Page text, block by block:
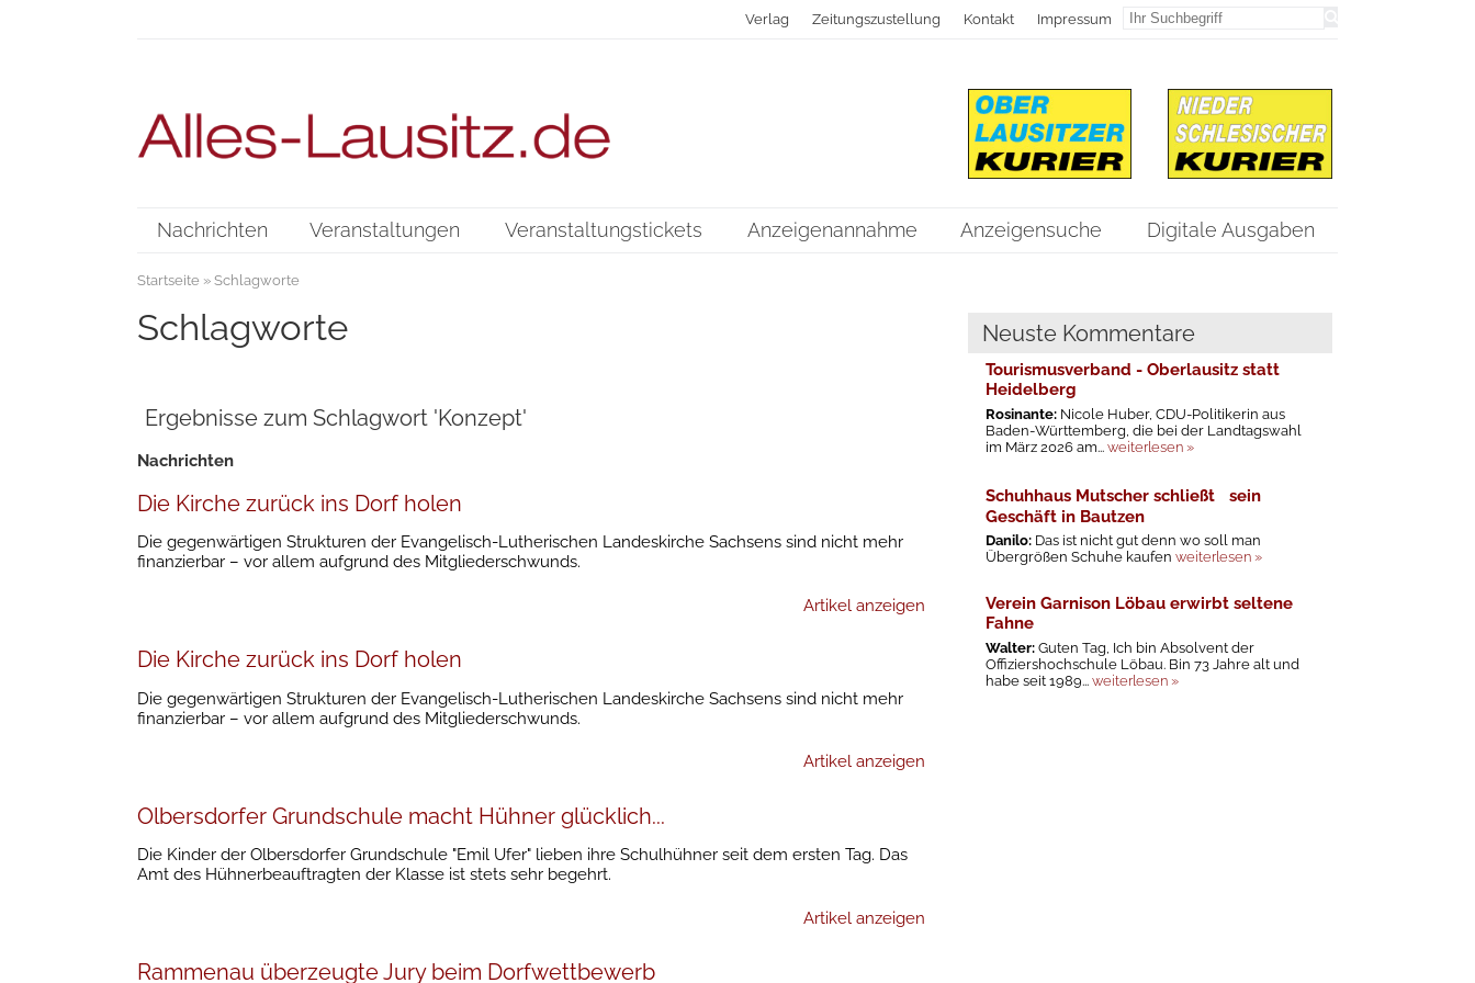
Verlag Zeitungszustellung Kontakt Impressum
Nachrichten Veranstaltungen Veranstaltungstickets Anzeigenannahme Anzeigensuche Digitale Ausgaben
Startseite» Schlagworte
Schlagworte
Ergebnisse zum Schlagwort 'Konzept'
Nachrichten
Die Kirche zurück ins Dorf holen
Die gegenwärtigen Strukturen der Evangelisch-Lutherischen Landeskirche Sachsens sind nicht mehr
finanzierbar – vor allem aufgrund des Mitgliederschwunds.
Artikel anzeigen
Die Kirche zurück ins Dorf holen
Die gegenwärtigen Strukturen der Evangelisch-Lutherischen Landeskirche Sachsens sind nicht mehr
finanzierbar – vor allem aufgrund des Mitgliederschwunds.
Artikel anzeigen
Olbersdorfer Grundschule macht Hühner glücklich...
Die Kinder der Olbersdorfer Grundschule "Emil Ufer" lieben ihre Schulhühner seit dem ersten Tag. Das
Amt des Hühnerbeauftragten der Klasse ist stets sehr begehrt.
Artikel anzeigen
Rammenau überzeugte Jury beim Dorfwettbewerb
Neuste Kommentare
Tourismusverband - Oberlausitz statt
Heidelberg
Rosinante: Nicole Huber, CDU-Politikerin aus
Baden-Württemberg, die bei der Landtagswahl
im März 2026 am...weiterlesen »
Schuhhaus Mutscher schließt sein
Geschäft in Bautzen
Danilo: Das ist nicht gut denn wo soll man
Übergrößen Schuhe kaufenweiterlesen »
Verein Garnison Löbau erwirbt seltene
Fahne
Walter:Guten Tag, Ich bin Absolvent der
Offiziershochschule Löbau. Bin 73 Jahre alt und
habe seit 1989...weiterlesen »